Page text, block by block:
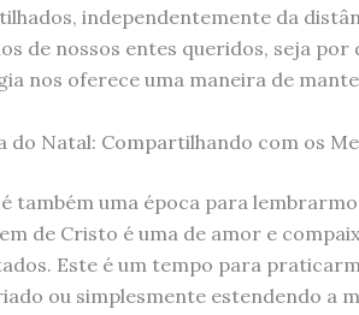
independentemente da
de nossos entes queridos, seja
nos oferece uma maneira de
do Natal: Compartilhando com os
também uma época para
de Cristo é uma de amor e
Este é um tempo para
ou simplesmente estendendo a